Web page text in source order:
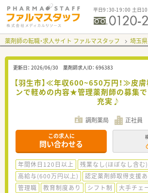
平日9：30-19：00 土日10
薬剤師の転職・求人サイト ファルマスタッフ 埼玉県
更新日： 2026/06/30 薬剤師求人ID： 696383
【羽生市】≪年収600~650万円！≫皮
ンで軽めの内容★管理薬剤師の募集
充実♪
調剤薬局 正社員
この求人に
問い合わせる
年間休日120日以上 残業なし(ほぼなし含む)
高給与(600万円以上)
認定薬剤師取得支援
管理職
教育制度あり シフト制 大手チェ